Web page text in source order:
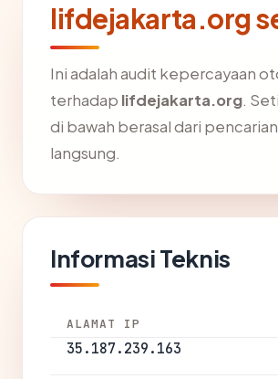
lifdejakarta.org
Ini adalah audit kepercayaan
terhadap lifdejakarta.org.
di bawah berasal dari
langsung.
Informasi Teknis
ALAMAT IP
35.187.239.163